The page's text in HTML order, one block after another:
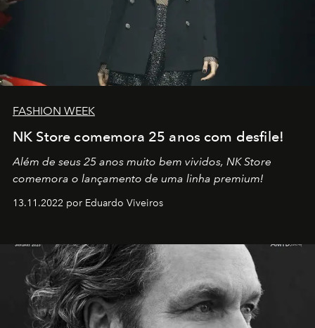
FASHION WEEK
NK Store comemora 25 anos com desfile!
Além de seus 25 anos muito bem vividos, NK Store
comemora o lançamento de uma linha premium!
13.11.2022 por Eduardo Viveiros